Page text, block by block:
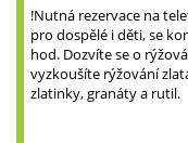
!Nutná rezervace na
pro dospělé i děti, se
hod. Dozvíte se o
vyzkoušíte rýžování
zlatinky, granáty a rutil.